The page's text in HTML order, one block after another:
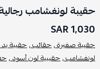
حقيبة لونغشامب
1,030 SAR
حقيبة صغيرة ,حقائب ,حقيبة
لونغشامب ,حقيبية لون أسود ,